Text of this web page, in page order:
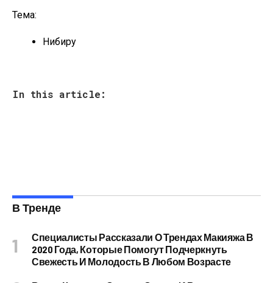
Тема:
Нибиру
In this article:
В Тренде
Специалисты Рассказали О Трендах Макияжа В
2020 Года, Которые Помогут Подчеркнуть
Свежесть И Молодость В Любом Возрасте